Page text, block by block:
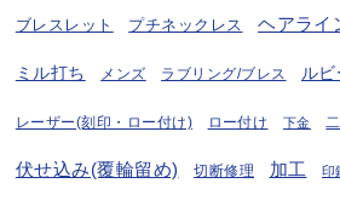
ブレスレット プチネックレス ヘアライ
ミル打ち メンズ ラブリング/ブレス ルビ
レーザー(刻印・ロー付け) ロー付け 下金
伏せ込み(覆輪留め) 切断修理 加工 印